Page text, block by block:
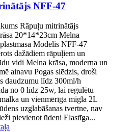
NFF-47
Rāpuļu mitrinātājs
20*14*23cm Melna
Modelis NFF-47
dažādiem rāpuļiem un
vidi Melna krāsa, moderna un
ainavu Pogas slēdzis, droši
daudzumu līdz 300ml/h
no 0 līdz 25w, lai regulētu
un vienmērīga migla 2L
uzglabāšanas tvertne, nav
pievienot ūdeni Elastīga...